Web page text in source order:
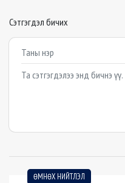
Сэтгэгдэл бичих
Example textarea
ӨМНӨХ НИЙТЛЭЛ